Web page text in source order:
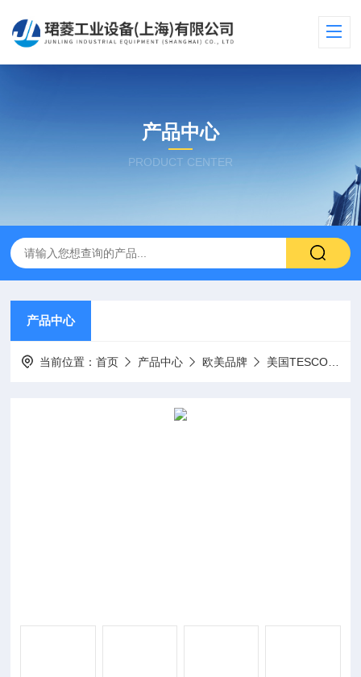
产品中心
PRODUCT CENTER
产品中心
当前位置：首页 产品中心 欧美品牌 美国TESCOM泰斯康